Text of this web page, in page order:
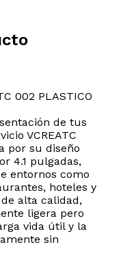
002 PLASTICO
de tus
VCREATC
por su diseño
4.1 pulgadas,
entornos como
hoteles y
alta calidad,
ligera pero
vida útil y la
sin